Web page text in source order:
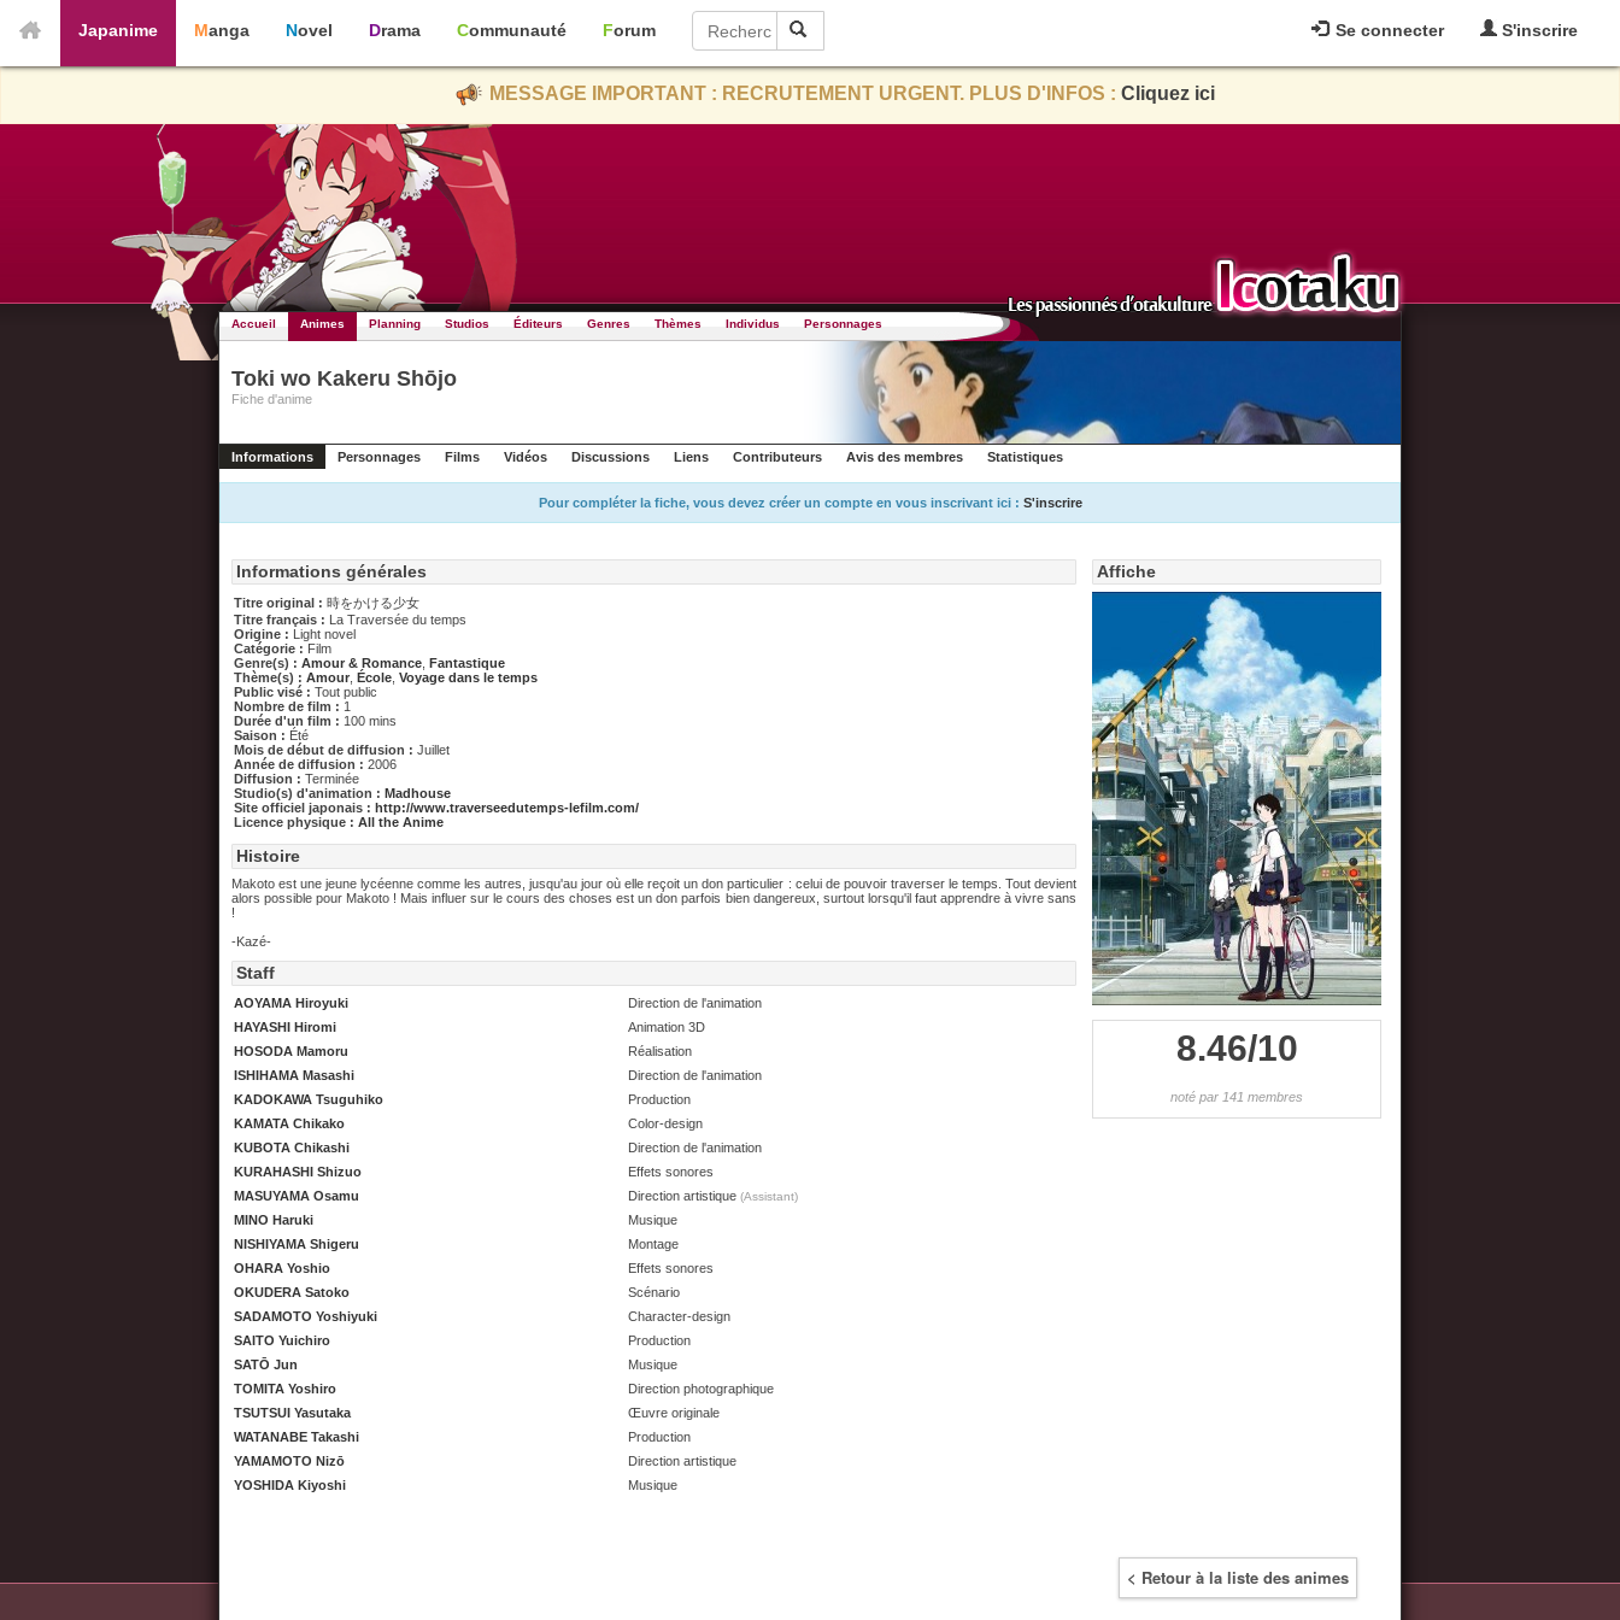
Se connecter S'inscrire
Japanime Manga Novel Drama Communauté Forum
MESSAGE IMPORTANT : RECRUTEMENT URGENT. PLUS D'INFOS : Cliquez ici
Accueil Animes Planning Studios Éditeurs Genres Thèmes Individus Personnages
Toki wo Kakeru Shōjo
Fiche d'anime
Informations Personnages Films Vidéos Discussions Liens Contributeurs Avis des membres Statistiques
Pour compléter la fiche, vous devez créer un compte en vous inscrivant ici : S'inscrire
Affiche
8.46/10
noté par 141 membres
Informations générales
Titre original : 時をかける少女
Titre français : La Traversée du temps
Origine : Light novel
Catégorie : Film
Genre(s) : Amour & Romance Fantastique
Thème(s) : Amour École Voyage dans le temps
Public visé : Tout public
Nombre de film : 1
Durée d'un film : 100 mins
Saison : Été
Mois de début de diffusion : Juillet
Année de diffusion : 2006
Diffusion : Terminée
Studio(s) d'animation : Madhouse
Site officiel japonais : http://www.traverseedutemps-lefilm.com/
Licence physique : All the Anime
Histoire
Makoto est une jeune lycéenne comme les autres, jusqu'au jour où elle reçoit un don particulier : celui de pouvoir traverser le temps. Tout devient
alors possible pour Makoto ! Mais influer sur le cours des choses est un don parfois bien dangereux, surtout lorsqu'il faut apprendre à vivre sans
!
-Kazé-
Staff
AOYAMA Hiroyuki
Direction de l'animation
HAYASHI Hiromi
Animation 3D
HOSODA Mamoru
Réalisation
ISHIHAMA Masashi
Direction de l'animation
KADOKAWA Tsuguhiko
Production
KAMATA Chikako
Color-design
KUBOTA Chikashi
Direction de l'animation
KURAHASHI Shizuo
Effets sonores
MASUYAMA Osamu
Direction artistique (Assistant)
MINO Haruki
Musique
NISHIYAMA Shigeru
Montage
OHARA Yoshio
Effets sonores
OKUDERA Satoko
Scénario
SADAMOTO Yoshiyuki
Character-design
SAITO Yuichiro
Production
SATŌ Jun
Musique
TOMITA Yoshiro
Direction photographique
TSUTSUI Yasutaka
Œuvre originale
WATANABE Takashi
Production
YAMAMOTO Nizō
Direction artistique
YOSHIDA Kiyoshi
Musique
< Retour à la liste des animes